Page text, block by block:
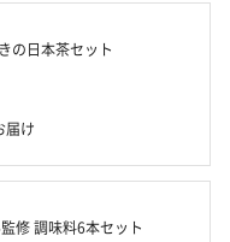
の日本茶セット
届け
修 調味料6本セット